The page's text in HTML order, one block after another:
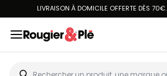
LIVRAISON À DOMICILE OFFERTE DÈS 70€.